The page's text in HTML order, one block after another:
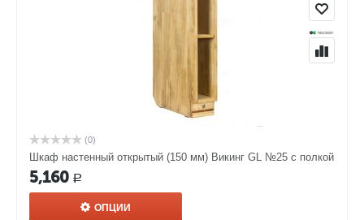
(0)
Шкаф настенный открытый (150 мм) Викинг GL №25 с полкой
5,160 Р
ОПЦИИ